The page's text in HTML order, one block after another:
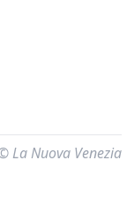
La Nuova Venezia